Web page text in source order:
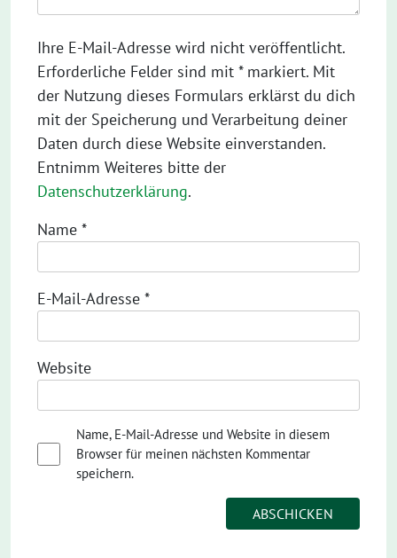
Ihre E-Mail-Adresse wird nicht veröffentlicht.
Erforderliche Felder sind mit * markiert. Mit
der Nutzung dieses Formulars erklärst du dich
mit der Speicherung und Verarbeitung deiner
Daten durch diese Website einverstanden.
Entnimm Weiteres bitte der
Datenschutzerklärung.
Name *
E-Mail-Adresse *
Website
Name, E-Mail-Adresse und Website in diesem
Browser für meinen nächsten Kommentar
speichern.